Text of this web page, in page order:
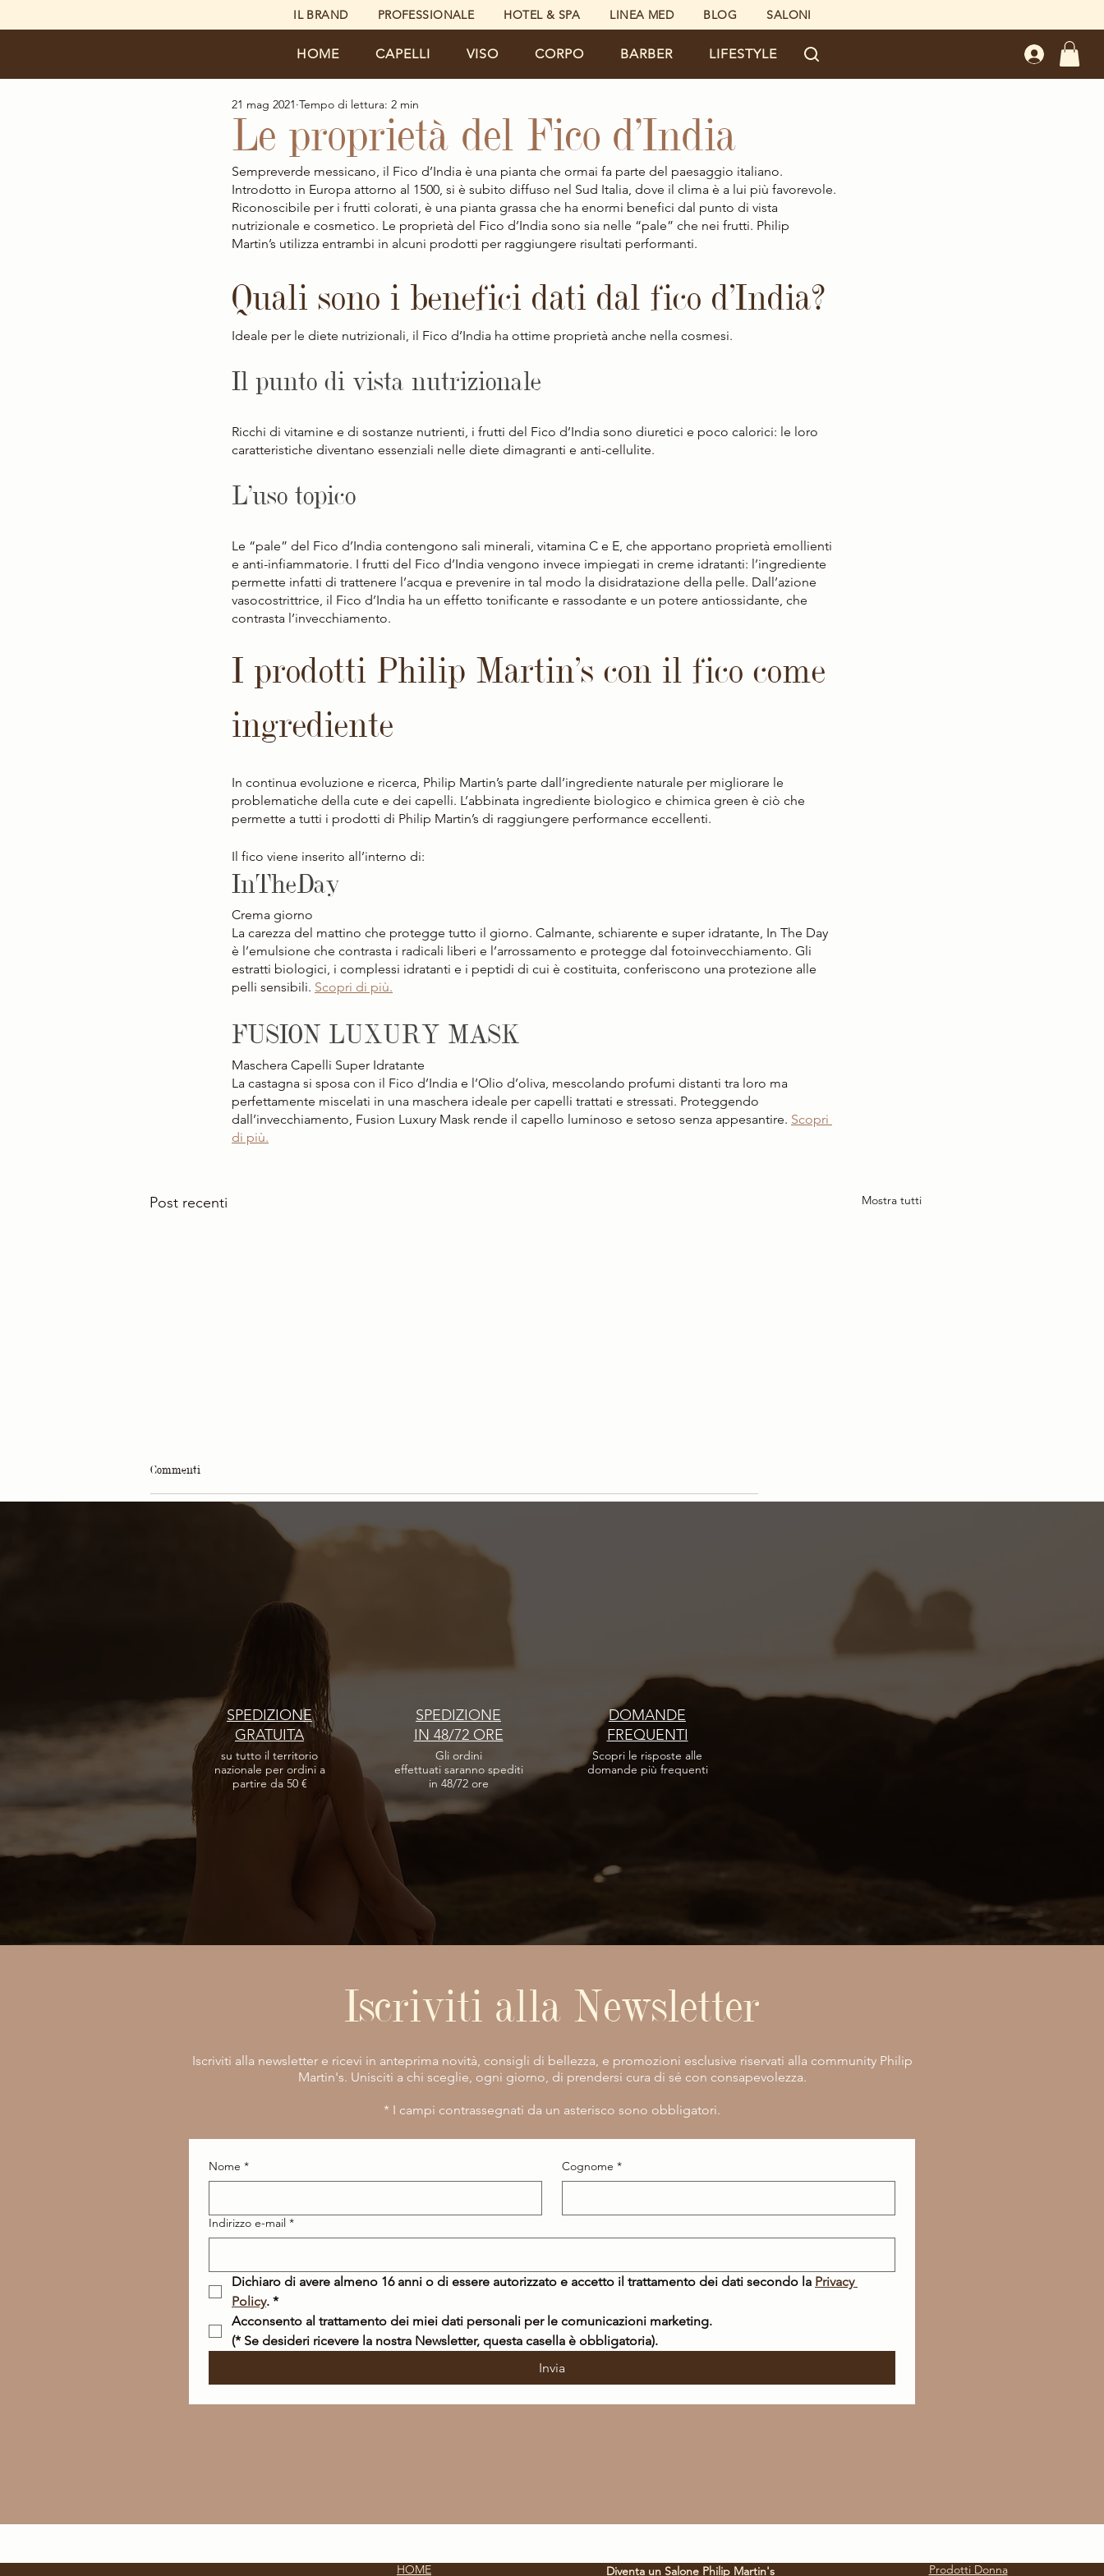
IL BRAND PROFESSIONALE HOTEL & SPA LINEA MED BLOG SALONI
HOME CAPELLI VISO CORPO BARBER LIFESTYLE
Le proprietà del Fico d’India
21 mag 2021 Tempo di lettura: 2 min
Sempreverde messicano, il Fico d’India è una pianta che ormai fa parte del paesaggio italiano.
Introdotto in Europa attorno al 1500, si è subito diffuso nel Sud Italia, dove il clima è a lui più favorevole.
Riconoscibile per i frutti colorati, è una pianta grassa che ha enormi benefici dal punto di vista
nutrizionale e cosmetico. Le proprietà del Fico d’India sono sia nelle “pale” che nei frutti. Philip
Martin’s utilizza entrambi in alcuni prodotti per raggiungere risultati performanti.
Quali sono i benefici dati dal fico d’India?
Ideale per le diete nutrizionali, il Fico d’India ha ottime proprietà anche nella cosmesi.
Il punto di vista nutrizionale
Ricchi di vitamine e di sostanze nutrienti, i frutti del Fico d’India sono diuretici e poco calorici: le loro
caratteristiche diventano essenziali nelle diete dimagranti e anti-cellulite.
L’uso topico
Le “pale” del Fico d’India contengono sali minerali, vitamina C e E, che apportano proprietà emollienti
e anti-infiammatorie. I frutti del Fico d’India vengono invece impiegati in creme idratanti: l’ingrediente
permette infatti di trattenere l’acqua e prevenire in tal modo la disidratazione della pelle. Dall’azione
vasocostrittrice, il Fico d’India ha un effetto tonificante e rassodante e un potere antiossidante, che
contrasta l’invecchiamento.
I prodotti Philip Martin’s con il fico come
ingrediente
In continua evoluzione e ricerca, Philip Martin’s parte dall’ingrediente naturale per migliorare le
problematiche della cute e dei capelli. L’abbinata ingrediente biologico e chimica green è ciò che
permette a tutti i prodotti di Philip Martin’s di raggiungere performance eccellenti.
Il fico viene inserito all’interno di:
InTheDay
Crema giorno
La carezza del mattino che protegge tutto il giorno. Calmante, schiarente e super idratante, In The Day
è l’emulsione che contrasta i radicali liberi e l’arrossamento e protegge dal fotoinvecchiamento. Gli
estratti biologici, i complessi idratanti e i peptidi di cui è costituita, conferiscono una protezione alle
pelli sensibili. Scopri di più.
FUSION LUXURY MASK
Maschera Capelli Super Idratante
La castagna si sposa con il Fico d’India e l’Olio d’oliva, mescolando profumi distanti tra loro ma
perfettamente miscelati in una maschera ideale per capelli trattati e stressati. Proteggendo
dall’invecchiamento, Fusion Luxury Mask rende il capello luminoso e setoso senza appesantire. Scopri
di più.
Post recenti Mostra tutti
Commenti
Scrivi un commento...
SPEDIZIONE
GRATUITA
su tutto il territorio
nazionale per ordini a
partire da 50 €
SPEDIZIONE
IN 48/72 ORE
Gli ordini
effettuati saranno spediti
in 48/72 ore
DOMANDE
FREQUENTI
Scopri le risposte alle
domande più frequenti
Iscriviti alla Newsletter
Iscriviti alla newsletter e ricevi in anteprima novità, consigli di bellezza, e promozioni esclusive riservati alla community Philip
Martin's. Unisciti a chi sceglie, ogni giorno, di prendersi cura di sé con consapevolezza.
​* I campi contrassegnati da un asterisco sono obbligatori.
Nome * Cognome *
Indirizzo e-mail *
Dichiaro di avere almeno 16 anni o di essere autorizzato e accetto il trattamento dei dati secondo la Privacy
Policy. *
(* Se desideri ricevere la nostra Newsletter, questa casella è obbligatoria).
Invia
HOME
Diventa un Salone Philip Martin's
Prodotti Donna